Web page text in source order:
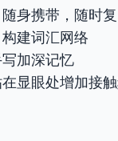
随身携带，随时
构建词汇网络
加深记忆
显眼处增加接